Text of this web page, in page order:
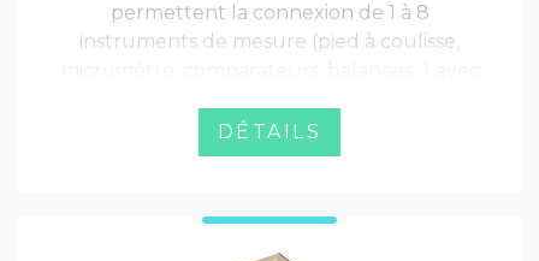
permettent la connexion de 1 à 8
instruments de mesure (pied à coulisse,
d'un port USB ou d'une interface RS 232
DÉTAILS